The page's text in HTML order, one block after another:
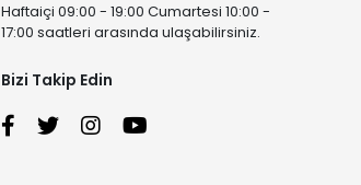
Haftaiçi 09:00 - 19:00 Cumartesi 10:00 -
17:00 saatleri arasında ulaşabilirsiniz.
Bizi Takip Edin